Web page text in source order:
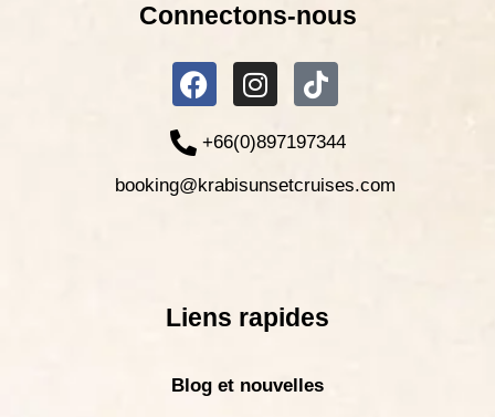
Connectons-nous
+66(0)897197344
booking@krabisunsetcruises.com
Liens rapides
Blog et nouvelles